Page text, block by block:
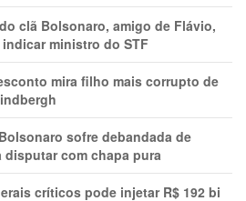
clã Bolsonaro, amigo de Flávio,
ministro do STF
mira filho mais corrupto de
sofre debandada de
com chapa pura
críticos pode injetar R$ 192 bi